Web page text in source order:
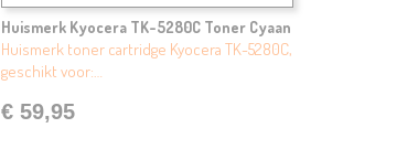
Huismerk Kyocera TK-5280C Toner Cyaan
Huismerk toner cartridge Kyocera TK-5280C,
geschikt voor:…
€ 59,95